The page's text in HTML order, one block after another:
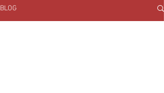
BLOG